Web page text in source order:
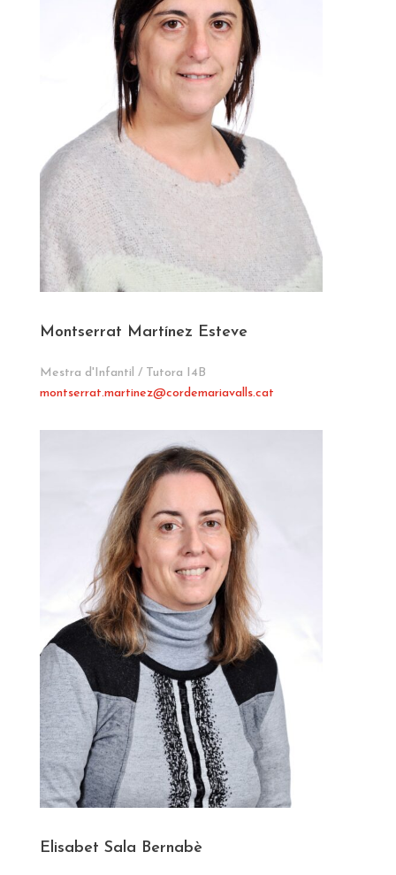
Montserrat Martínez Esteve
Mestra d'Infantil / Tutora I4B
montserrat.martinez@cordemariavalls.cat
Elisabet Sala Bernabè